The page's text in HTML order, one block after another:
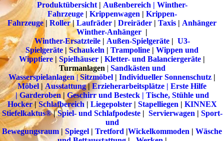
Produktübersicht| Außenbereich | Winther-
Fahrzeuge| Krippenwagen| Krippen-
Fahrzeuge| Roller|Laufräder Dreiräder Taxis
Anhänger
Winther-Anhänger
Winther-Ersatzteile| Außen-Spielgeräte| U3-
Spielgeräte |Schaukeln Trampoline
Wippen und
Wipptiere |Spielhäuser Kletter- und Balanciergeräte
Turmanlagen
Sandkästen und
Wasserspielanlagen |Sitzmöbel Individueller Sonnenschutz
Möbel| Ausstattung|Erzieherarbeitsplätze | Erste Hilfe
|Garderoben| Geschirr und Besteck | Tische, Stühle und
Hocker|Schlafbereich| Liegepolster| Stapelliegen
KINNEX
Stiefelkaktus® |Spiel- und Schlafpodeste| Servierwagen| Sport-
und
Bewegungsraum |Spiegel Tretford Wickelkommoden
Wäsche